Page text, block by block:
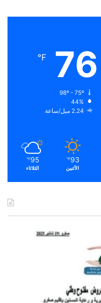
76
℉
44%
2.24 ميل/ساعة
93
℉
الأثنين
95
℉
الثلاثاء